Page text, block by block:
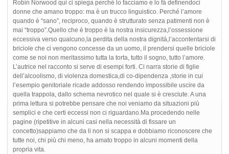
Robin Norwood qui ci spiega perché lo facciamo e lo fà definendoci
donne che amano troppo: ma è un trucco linguistico. Perché l’amore
quando è “sano”, reciproco, quando è strutturato senza patimenti non è
mai “troppo”.Quello che è troppo è la nostra insicurezza,l’ossessione
eccessiva verso qualcuno,la perdita della nostra dignità,l’accontentarsi di
briciole che ci vengono concesse da un uomo, il prendersi quelle briciole
come se noi non meritassimo tutta la torta, tutto il sogno, tutto l’amore.
L’autrice nel racconto si serve di esempi forti. Ci narra storie di figlie
dell’alcoolismo, di violenza domestica,di co-dipendenza ,storie in cui
l’esempio genitoriale ricade addosso rendendo impossibile uscire da
quella trappola, dallo schema nevrotico nel quale si è cresciute. A una
prima lettura si potrebbe pensare che noi veniamo da situazioni più
semplici e che certi eccessi non ci riguardano.Ma procedendo nelle
pagine (ripetitive in alcuni casi nella necessità di fissare un
concetto)sappiamo che da li non si scappa e dobbiamo riconoscere che
tutte noi, chi più chi meno, ha amato troppo in alcuni momenti della
propria vita.